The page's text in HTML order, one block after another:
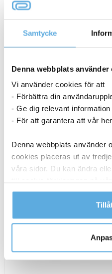
Samtycke
Denna webbplats använder
Vi använder cookies för att
- Förbättra din
- Ge dig relevant information
- För att garantera att vår
Denna webbplats använder
cookies placeras ut av
våra sidor. Du kan ändra
Läs mer i vår
kontaktar oss och på vilket
20cm
mängd
-
I